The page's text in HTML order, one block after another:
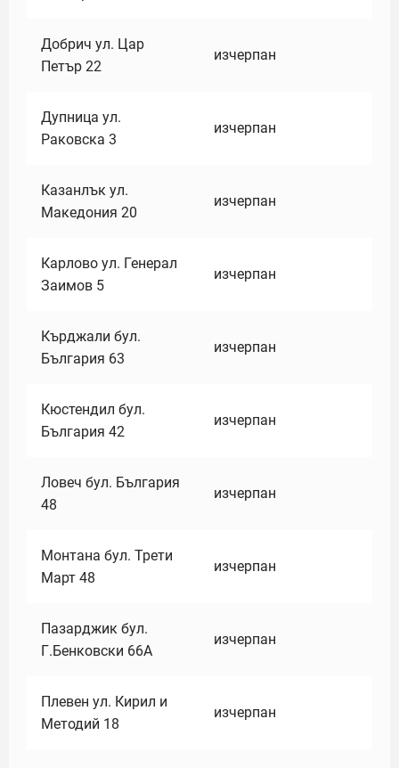
Добрич ул. Цар
Петър 22
изчерпан
Дупница ул.
Раковска 3
изчерпан
Казанлък ул.
Македония 20
изчерпан
Карлово ул. Генерал
Заимов 5
изчерпан
Кърджали бул.
България 63
изчерпан
Кюстендил бул.
България 42
изчерпан
Ловеч бул. България
48
изчерпан
Монтана бул. Трети
Март 48
изчерпан
Пазарджик бул.
Г.Бенковски 66А
изчерпан
Плевен ул. Кирил и
Методий 18
изчерпан